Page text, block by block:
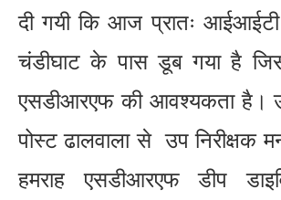
दी गयी कि आज प्रातः
चंडीघाट के पास डूब गया है
एसडीआरएफ की आवश्यकता है।
पोस्ट ढालवाला से उप निरीक्षक
हमराह एसडीआरएफ डीप